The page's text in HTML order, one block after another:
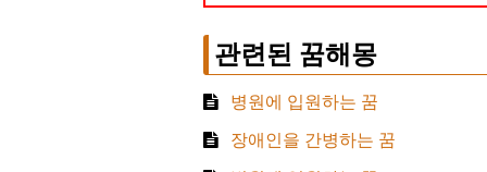
관련된 꿈해몽
병원에 입원하는 꿈
장애인을 간병하는 꿈